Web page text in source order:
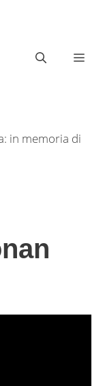
in memoria di